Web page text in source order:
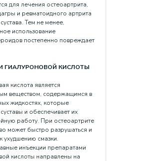
для лечения остеоартрита,
и ревматоидного артрита
Тем не менее,
использование
постепенно повреждает
ГИАЛУРОНОВОЙ КИСЛОТЫ
кислота является
веществом, содержащимся в
жидкостях, которые
и обеспечивает их
работу. При остеоартрите
может быстро разрушаться и
ухудшению смазки.
инъекции препаратами
кислоты направлены на